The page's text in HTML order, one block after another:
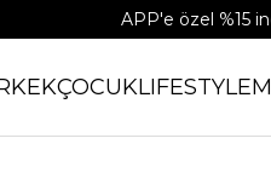
APP'e özel %15
ÇOCUKLIFESTYLE